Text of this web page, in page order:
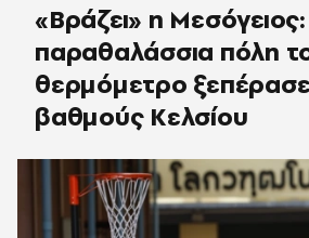
«Βράζει» η
παραθαλάσσια πόλη
θερμόμετρο
βαθμούς Κελσίου